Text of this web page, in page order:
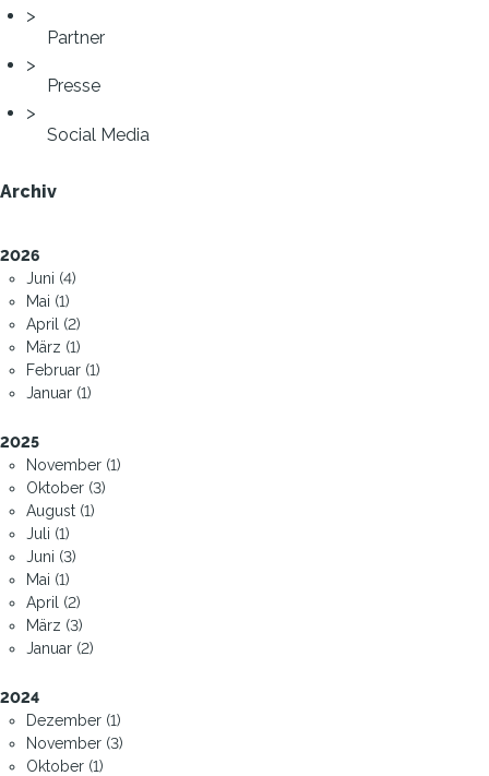
Partner
Presse
Social Media
Archiv
2026
Juni (4)
Mai (1)
April (2)
März (1)
Februar (1)
Januar (1)
2025
November (1)
Oktober (3)
August (1)
Juli (1)
Juni (3)
Mai (1)
April (2)
März (3)
Januar (2)
2024
Dezember (1)
November (3)
Oktober (1)